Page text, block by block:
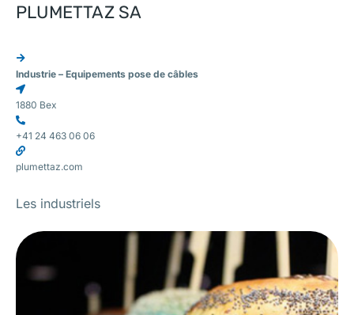
PLUMETTAZ SA
Industrie – Equipements pose de câbles
1880 Bex
+41 24 463 06 06
plumettaz.com
Les industriels